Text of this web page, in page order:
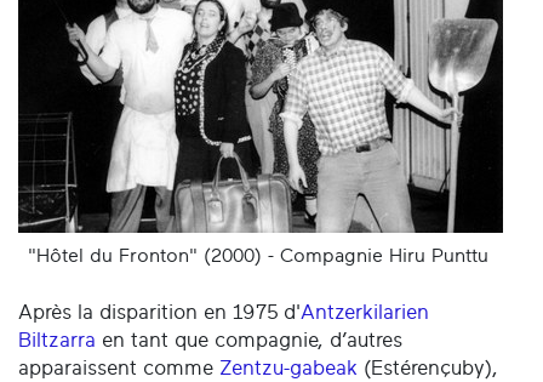
"Hôtel du Fronton" (2000) - Compagnie Hiru Punttu
Après la disparition en 1975 d'Antzerkilarien
Biltzarra en tant que compagnie, d’autres
apparaissent comme Zentzu-gabeak (Estérençuby),